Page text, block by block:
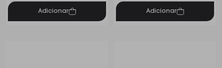
Adicionar Adicionar